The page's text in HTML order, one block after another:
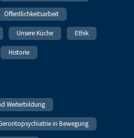
Öffentlichkeitsarbeit
Unsere Küche Ethik
Historie
Weiterbildung
in Bewegung